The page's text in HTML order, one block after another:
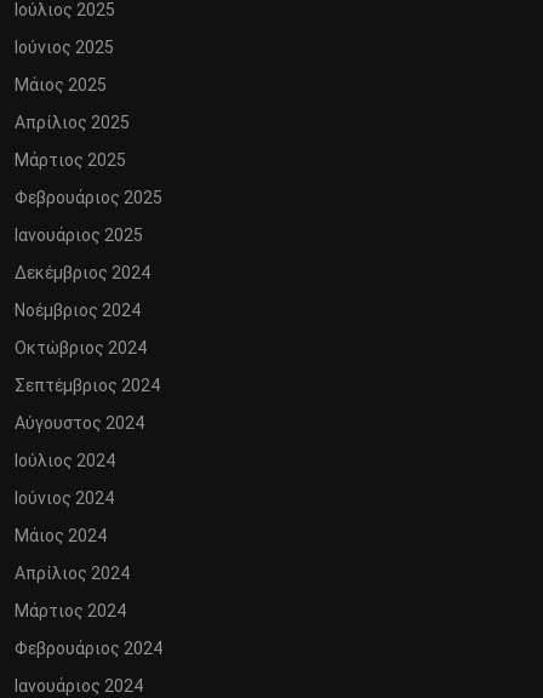
Ιούλιος 2025
Ιούνιος 2025
Μάιος 2025
Απρίλιος 2025
Μάρτιος 2025
Φεβρουάριος 2025
Ιανουάριος 2025
Δεκέμβριος 2024
Νοέμβριος 2024
Οκτώβριος 2024
Σεπτέμβριος 2024
Αύγουστος 2024
Ιούλιος 2024
Ιούνιος 2024
Μάιος 2024
Απρίλιος 2024
Μάρτιος 2024
Φεβρουάριος 2024
Ιανουάριος 2024